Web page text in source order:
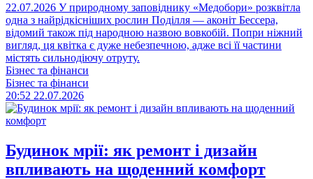
22.07.2026 У природному заповіднику «Медобори» розквітла
одна з найрідкісніших рослин Поділля — аконіт Бессера,
відомий також під народною назвою вовкобій. Попри ніжний
вигляд, ця квітка є дуже небезпечною, адже всі її частини
містять сильнодіючу отруту.
Бізнес та фінанси
Бізнес та фінанси
20:52 22.07.2026
Будинок мрії: як ремонт і дизайн
впливають на щоденний комфорт